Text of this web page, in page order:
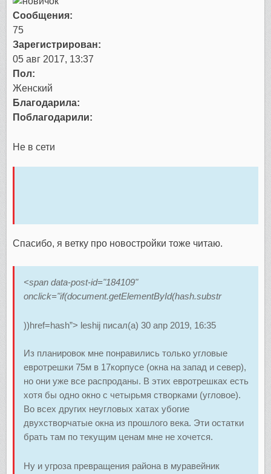
Сообщения:
75
Зарегистрирован:
05 авг 2017, 13:37
Пол:
Женский
Благодарила:
Поблагодарили:
Не в сети
Спасибо, я ветку про новостройки тоже читаю.
<span data-post-id="184109"
onclick="if(document.getElementById(hash.substr
))href=hash”> leshij писал(а) 30 апр 2019, 16:35
Из планировок мне понравились только угловые
евротрешки 75м в 17корпусе (окна на запад и север),
но они уже все распроданы. В этих евротрешках есть
хотя бы одно окно с четырьмя створками (угловое).
Во всех других неугловых хатах убогие
двухстворчатые окна из прошлого века. Эти остатки
брать там по текущим ценам мне не хочется.
Ну и угроза превращения района в муравейник